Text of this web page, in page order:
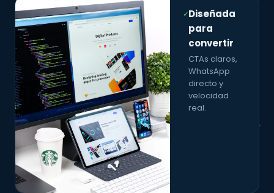
✓Diseñada
para
convertir
CTAs claros,
WhatsApp
directo y
velocidad
real.